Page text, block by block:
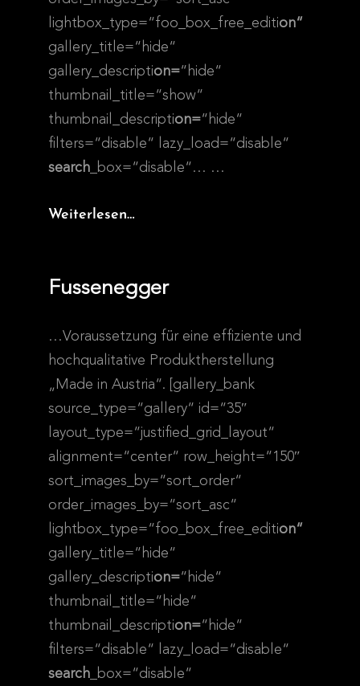
lightbox_type=“foo_box_free_edition“
gallery_title=“hide“
gallery_description=“hide“
thumbnail_title=“show“
thumbnail_description=“hide“
filters=“disable“ lazy_load=“disable“
search _box=“disable“… …
Weiterlesen…
Fussenegger
…Voraussetzung für eine effiziente und
hochqualitative Produktherstellung
„Made in Austria“. [gallery_bank
source_type=“gallery“ id=“35″
layout_type=“justified_grid_layout“
alignment=“center“ row_height=“150″
sort_images_by=“sort_order“
order_images_by=“sort_asc“
lightbox_type=“foo_box_free_edition“
gallery_title=“hide“
gallery_description=“hide“
thumbnail_title=“hide“
thumbnail_description=“hide“
filters=“disable“ lazy_load=“disable“
search _box=“disable“